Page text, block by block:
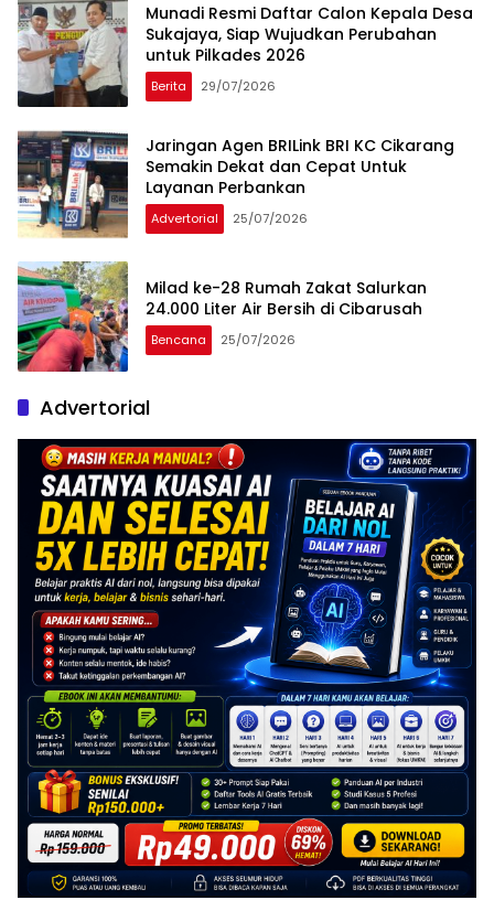
Munadi Resmi Daftar Calon Kepala Desa
Sukajaya, Siap Wujudkan Perubahan
untuk Pilkades 2026
Berita 29/07/2026
Jaringan Agen BRILink BRI KC Cikarang
Semakin Dekat dan Cepat Untuk
Layanan Perbankan
Advertorial 25/07/2026
Milad ke-28 Rumah Zakat Salurkan
24.000 Liter Air Bersih di Cibarusah
Bencana 25/07/2026
Advertorial